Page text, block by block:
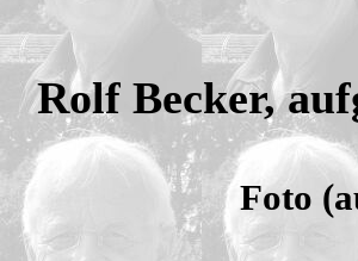
Rolf Becker,
Foto